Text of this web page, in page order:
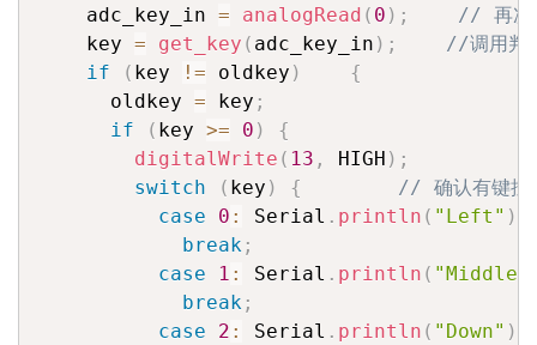
    adc_key_in
= analogRead ( 0 ) ;
// 再次
    key
= get_key ( adc_key_in ) ;
//调用判
if
( key != oldkey )
{
      oldkey
= key ;
if
( key >= 0 )
{
digitalWrite ( 13 , HIGH ) ;
switch
( key ) {
// 确认有键按
case
0 : Serial . println ( "Left" )
break ;
case
1 : Serial . println ( "Middle"
break ;
case
2 : Serial . println ( "Down" )